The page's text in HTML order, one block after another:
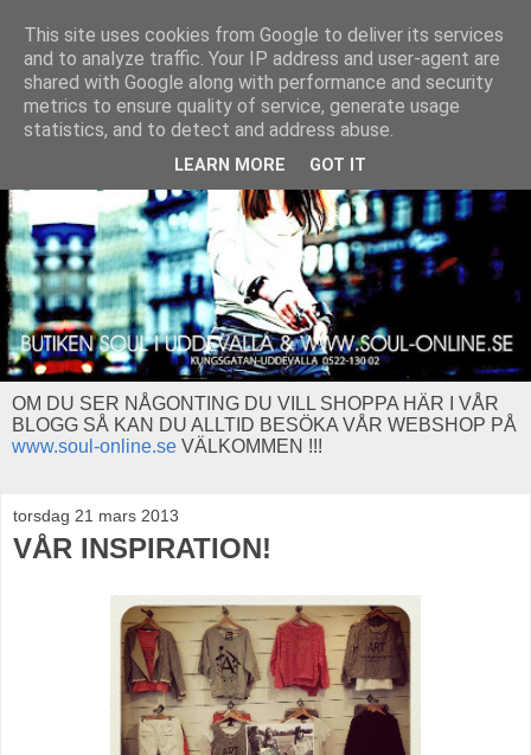
OM DU SER NÅGONTING DU VILL SHOPPA HÄR I VÅR
BLOGG SÅ KAN DU ALLTID BESÖKA VÅR WEBSHOP PÅ
www.soul-online.se VÄLKOMMEN !!!
torsdag 21 mars 2013
VÅR INSPIRATION!
This site uses cookies from Google to deliver its services
and to analyze traffic. Your IP address and user-agent are
shared with Google along with performance and security
metrics to ensure quality of service, generate usage
statistics, and to detect and address abuse.
LEARN MORE GOT IT